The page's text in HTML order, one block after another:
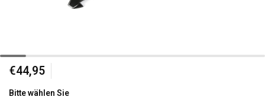
€44,95
Bitte wählen Sie